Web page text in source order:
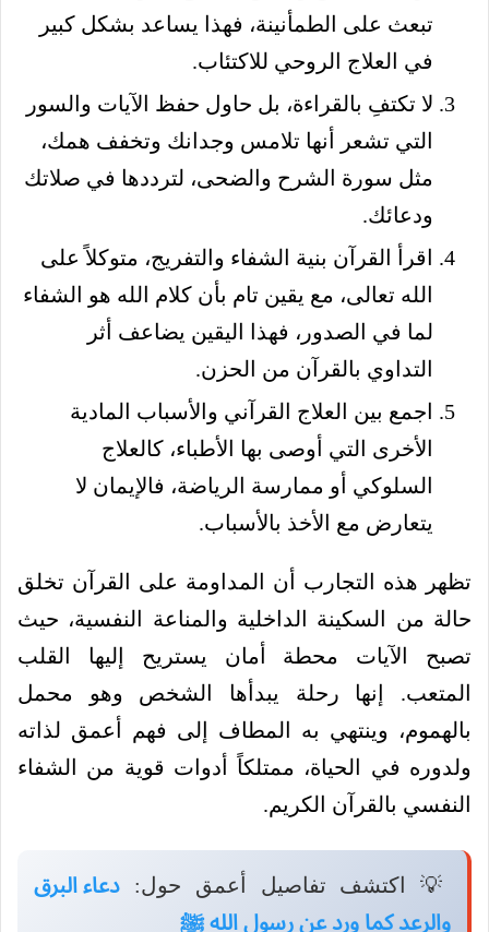
تبعث على الطمأنينة، فهذا يساعد بشكل كبير
في العلاج الروحي للاكتئاب.
لا تكتفِ بالقراءة، بل حاول حفظ الآيات والسور
التي تشعر أنها تلامس وجدانك وتخفف همك،
مثل سورة الشرح والضحى، لترددها في صلاتك
ودعائك.
اقرأ القرآن بنية الشفاء والتفريج، متوكلاً على
الله تعالى، مع يقين تام بأن كلام الله هو الشفاء
لما في الصدور، فهذا اليقين يضاعف أثر
التداوي بالقرآن من الحزن.
اجمع بين العلاج القرآني والأسباب المادية
الأخرى التي أوصى بها الأطباء، كالعلاج
السلوكي أو ممارسة الرياضة، فالإيمان لا
يتعارض مع الأخذ بالأسباب.
تظهر هذه التجارب أن المداومة على القرآن تخلق
حالة من السكينة الداخلية والمناعة النفسية، حيث
تصبح الآيات محطة أمان يستريح إليها القلب
المتعب. إنها رحلة يبدأها الشخص وهو محمل
بالهموم، وينتهي به المطاف إلى فهم أعمق لذاته
ولدوره في الحياة، ممتلكاً أدوات قوية من الشفاء
النفسي بالقرآن الكريم.
💡 اكتشف تفاصيل أعمق حول: دعاء البرق
والرعد كما ورد عن رسول الله ﷺ